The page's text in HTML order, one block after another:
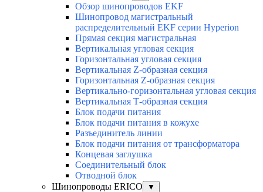
Обзор шинопроводов EKF
Шинопровод магистральный
распределительный EKF серии Hyperion
Прямая секция магистральная
Вертикальная угловая секция
Горизонтальная угловая секция
Вертикальная Z-образная секция
Горизонтальная Z-образная секция
Вертикально-горизонтальная угловая секция
Вертикальная Т-образная секция
Блок подачи питания
Блок подачи питания в кожухе
Разъединитель линии
Блок подачи питания от трансформатора
Концевая заглушка
Соединительный блок
Отводной блок
Шинопроводы ERICO
▼